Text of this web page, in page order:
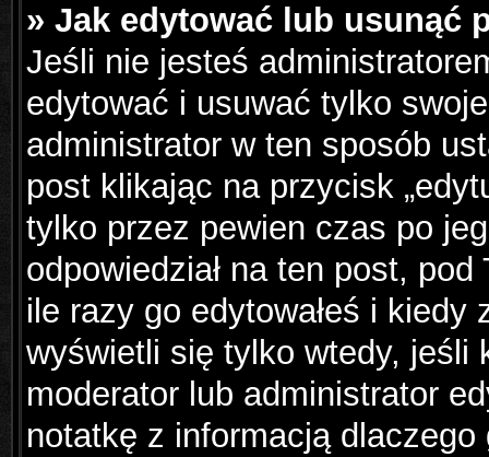
» Jak edytować lub usunąć
Jeśli nie jesteś
edytować i usuwać tylko
administrator w ten sposób
post klikając na przycisk
tylko przez pewien czas po
odpowiedział na ten post,
ile razy go edytowałeś i kiedy
wyświetli się tylko wtedy, jeśli
moderator lub administrator
notatkę z informacją